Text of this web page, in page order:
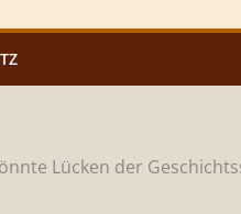
Lücken der